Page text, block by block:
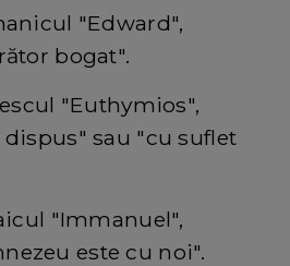
"Edward",
bogat".
"Euthymios",
sau "cu suflet
"Immanuel",
este cu noi".